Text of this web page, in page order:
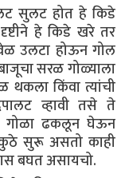
सुलट होत हे किडे
हे किडे खरे तर
उलटा होऊन गोल
सरळ गोळ्याला
थकला किंवा त्यांची
व्हावी तसे ते
गोळा ढकलून घेऊन
कुठे सुरू असतो काही
बघत असायचो.